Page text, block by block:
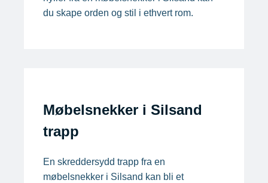
du skape orden og stil i ethvert rom.
Møbelsnekker i Silsand
trapp
En skreddersydd trapp fra en
møbelsnekker i Silsand kan bli et